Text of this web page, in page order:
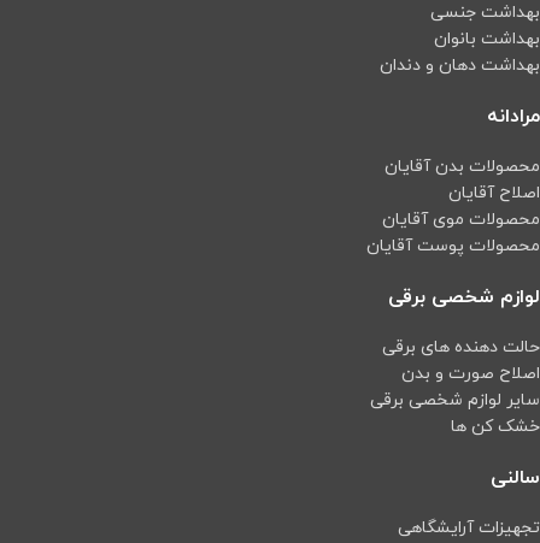
بهداشت جنسی
بهداشت بانوان
بهداشت دهان و دندان
مرادانه
محصولات بدن آقایان
اصلاح آقایان
محصولات موی آقایان
محصولات پوست آقایان
لوازم شخصی برقی
حالت دهنده های برقی
اصلاح صورت و بدن
سایر لوازم شخصی برقی
خشک کن ها
سالنی
تجهیزات آرایشگاهی